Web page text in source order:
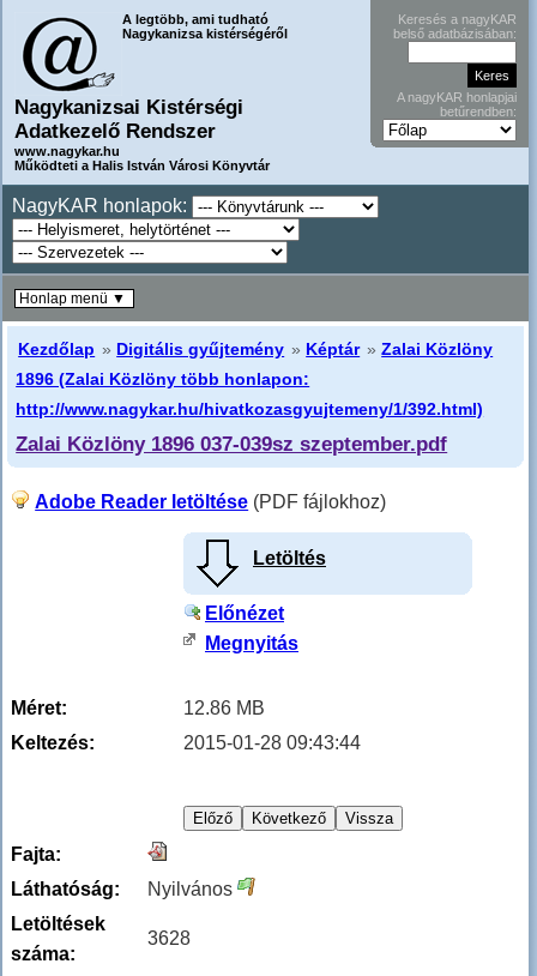
A legtöbb, ami tudható
Nagykanizsa kistérségéről
Nagykanizsai Kistérségi
Adatkezelő Rendszer
www.nagykar.hu
Működteti a Halis István Városi Könyvtár
Keresés a nagyKAR
belső adatbázisában:
A nagyKAR honlapjai
betűrendben:
NagyKAR honlapok:
Kezdőlap » Digitális gyűjtemény » Képtár »Zalai Közlöny
1896 (Zalai Közlöny több honlapon:
http://www.nagykar.hu/hivatkozasgyujtemeny/1/392.html)
Zalai Közlöny 1896 037-039sz szeptember.pdf
Adobe Reader letöltése (PDF fájlokhoz)
Letöltés
Előnézet
Megnyitás
Méret:
12.86 MB
Keltezés:
2015-01-28 09:43:44
Fajta:
Láthatóság:
Nyilvános
Letöltések
száma:
3628
Honlap menü ▼